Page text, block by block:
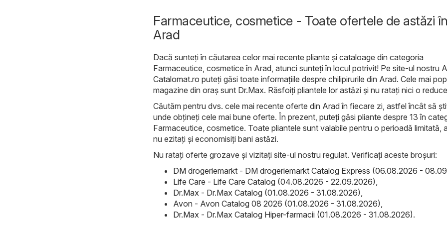
Farmaceutice, cosmetice - Toate ofertele de astăzi
Arad
Dacă sunteți în căutarea celor mai recente pliante și cataloage din categoria
Farmaceutice, cosmetice în Arad, atunci sunteți în locul potrivit! Pe site-ul nostru
Catalomat.ro puteți găsi toate informațiile despre chilipirurile din Arad. Cele mai
magazine din oraș sunt Dr.Max. Răsfoiți pliantele lor astăzi și nu ratați nici o
Căutăm pentru dvs. cele mai recente oferte din Arad în fiecare zi, astfel încât să
unde obțineți cele mai bune oferte. În prezent, puteți găsi pliante despre 13 în
Farmaceutice, cosmetice. Toate pliantele sunt valabile pentru o perioadă limitată,
nu ezitați și economisiți bani astăzi.
Nu ratați oferte grozave și vizitați site-ul nostru regulat. Verificați aceste broșuri:
DM drogeriemarkt - DM drogeriemarkt Catalog Express (06.08.2026 -
Life Care - Life Care Catalog (04.08.2026 - 22.09.2026),
Dr.Max - Dr.Max Catalog (01.08.2026 - 31.08.2026),
Avon - Avon Catalog 08 2026 (01.08.2026 - 31.08.2026),
Dr.Max - Dr.Max Catalog Hiper-farmacii (01.08.2026 - 31.08.2026).